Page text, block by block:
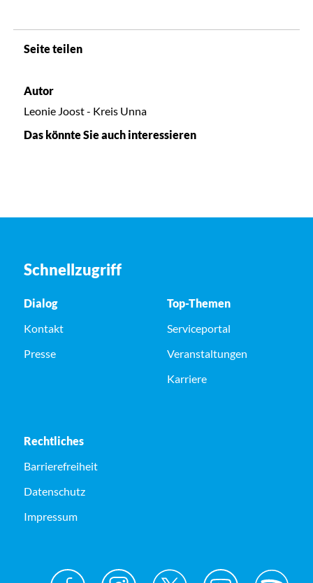
Seite teilen
Autor
Leonie Joost - Kreis Unna
Das könnte Sie auch interessieren
Schnellzugriff
Dialog
Kontakt
Presse
Top-Themen
Serviceportal
Veranstaltungen
Karriere
Rechtliches
Barrierefreiheit
Datenschutz
Impressum